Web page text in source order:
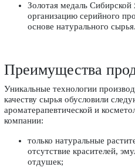
Золотая медаль
организацию серийного
основе натурального сырья.
Преимущества
Уникальные технологии
качеству сырья обусловили
ароматерапевтической и
компании:
только натуральные
отсутствие красителей,
отдушек;